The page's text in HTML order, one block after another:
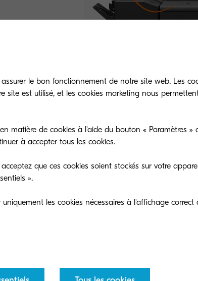
mars dernier, Kyocera
le TASKalfa Pro 15000c avec un
le bon fonctionnement de notre site web. Les
site est utilisé, et les cookies marketing nous
matière de cookies à l'aide du bouton « Paramètres »
à accepter tous les cookies.
que ces cookies soient stockés sur votre
».
les cookies nécessaires à l'affichage